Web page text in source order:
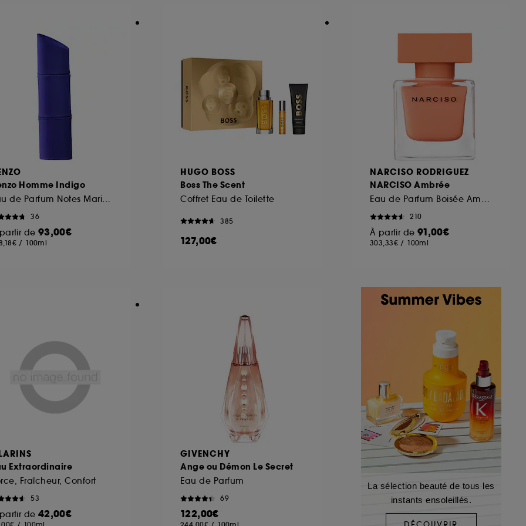
Homme Indigo
36
de 93,00€
/ 100ml
HUGO BOSS
Boss The Scent
Coffret Eau de Toilette
385
127,00€
NARCISO RODRIGUEZ
NARCISO Ambrée
210
À partir de 91,00€
303,33€ / 100ml
Extraordinaire
Fraîcheur, Confort
53
de 42,00€
GIVENCHY
Ange ou Démon Le Secret
Eau de Parfum
69
122,00€
La sélection beauté de tous les
instants ensoleillés.
et la lecture de ces traceurs requiert votre accord. Vous pouvez personnaliser vos choix concernant
mes choix" ci-dessous ou décider de "tout accepter". Sephora pourra associer les
Cookies, pour les finalités acceptées, avec les données personnelles collectées ou générées lors
refuser tous les cookies, cliques sur "continuer sans accepter". Voous pouvez à tout moment choisir
obtenir plus d'information sur les cookies utilisés,
cliquez ici .